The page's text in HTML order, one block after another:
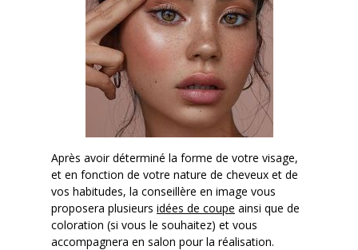
Après avoir déterminé la forme de votre visage,
et en fonction de votre nature de cheveux et de
vos habitudes, la conseillère en image vous
proposera plusieurs idées de coupe ainsi que de
coloration (si vous le souhaitez) et vous
accompagnera en salon pour la réalisation.